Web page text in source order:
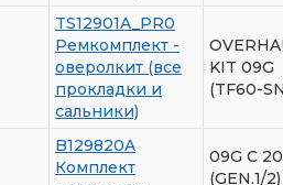
TS12901A_PR0
Ремкомплект -
оверолкит (все
прокладки и
сальники)
KIT 09G
(TF60-
B129820A
Комплект
09G С
(GEN.1/2)